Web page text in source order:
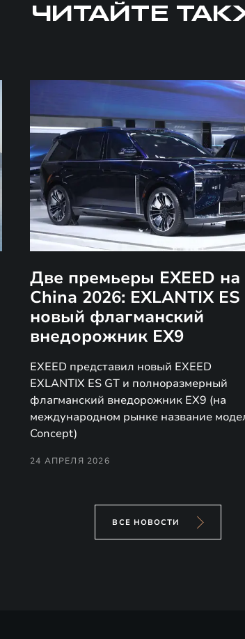
ЧИТАЙТЕ
Две премьеры EXEED
China 2026: EXLANTIX ES
новый флагманский
внедорожник EX9
EXEED представил новый EXEED
EXLANTIX ES GT и полноразмерный
флагманский внедорожник EX9 (на
международном рынке название
Concept)
24 АПРЕЛЯ 2026
ВСЕ НОВОСТИ